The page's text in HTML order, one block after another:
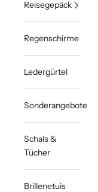
Reisegepäck
Regenschirme
Ledergürtel
Sonderangebote
Schals &
Tücher
Brillenetuis